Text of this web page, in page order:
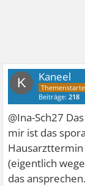
K Kaneel
Beiträge:218
@Ina-Sch27
mir ist das
(eigentlich
das